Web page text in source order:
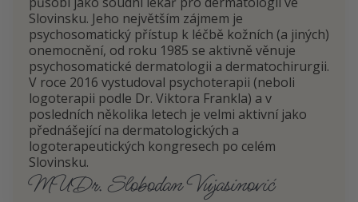
Slovinsku. Jeho největším zájmem je
psychosomatický přístup k léčbě kožních (a jiných)
onemocnění, od roku 1985 se aktivně věnuje
psychosomatické dermatologii a dermatochirurgii.
V roce 2016 vystudoval psychoterapii (neboli
logoterapii podle Dr. Viktora Frankla) a v
posledních několika letech je velmi aktivní jako
přednášející na dermatologických a
logoterapeutických kongresech po celém
Slovinsku.
MUDr. Slobodan Vujasinović